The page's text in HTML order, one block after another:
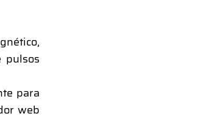
pulsos
para
web